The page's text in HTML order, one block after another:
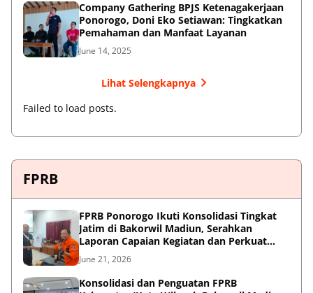
Company Gathering BPJS Ketenagakerjaan
Ponorogo, Doni Eko Setiawan: Tingkatkan
Pemahaman dan Manfaat Layanan
June 14, 2025
Lihat Selengkapnya
Failed to load posts.
FPRB
FPRB Ponorogo Ikuti Konsolidasi Tingkat
Jatim di Bakorwil Madiun, Serahkan
Laporan Capaian Kegiatan dan Perkuat
Sinergi Pentahelix
June 21, 2026
Konsolidasi dan Penguatan FPRB